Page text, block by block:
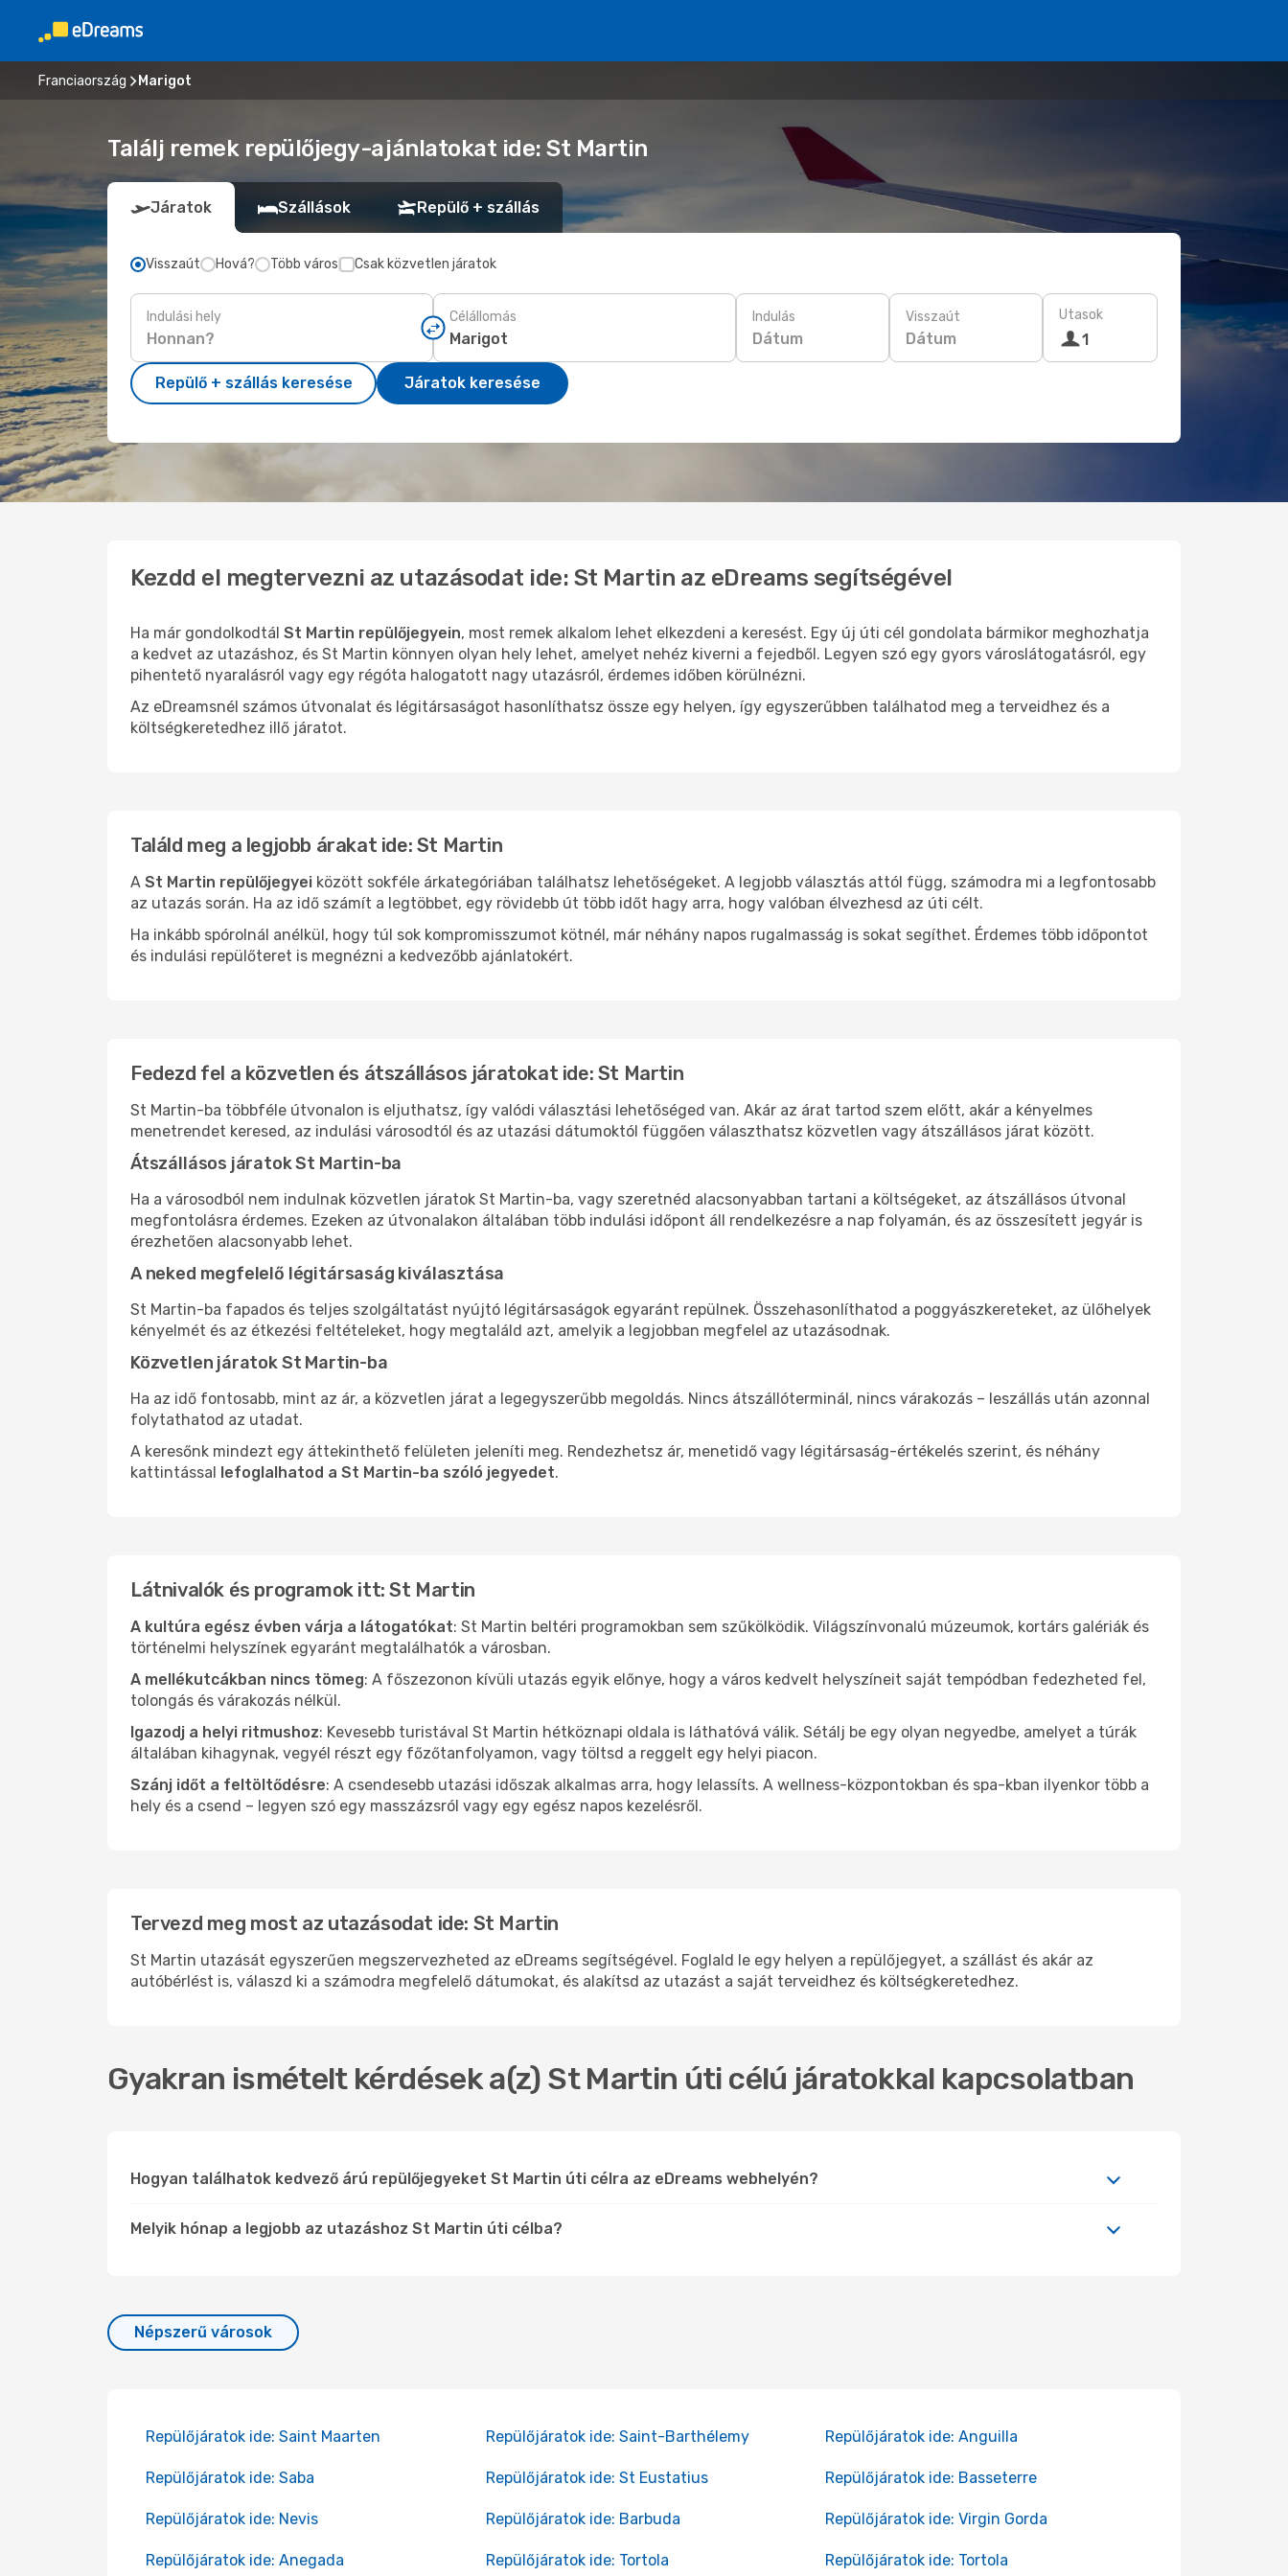
Franciaország Marigot
Találj remek repülőjegy-ajánlatokat ide: St Martin
Járatok Szállások Repülő + szállás
Visszaút Hová? Több város Csak közvetlen járatok
Indulási hely Célállomás Indulás
Dátum
Visszaút
Dátum
Utasok
1
Repülő + szállás keresése Járatok keresése
Kezdd el megtervezni az utazásodat ide: St Martin az eDreams segítségével
Ha már gondolkodtál St Martin repülőjegyein, most remek alkalom lehet elkezdeni a keresést. Egy új úti cél gondolata bármikor meghozhatja
a kedvet az utazáshoz, és St Martin könnyen olyan hely lehet, amelyet nehéz kiverni a fejedből. Legyen szó egy gyors városlátogatásról, egy
pihentető nyaralásról vagy egy régóta halogatott nagy utazásról, érdemes időben körülnézni.
Az eDreamsnél számos útvonalat és légitársaságot hasonlíthatsz össze egy helyen, így egyszerűbben találhatod meg a terveidhez és a
költségkeretedhez illő járatot.
Találd meg a legjobb árakat ide: St Martin
A St Martin repülőjegyei között sokféle árkategóriában találhatsz lehetőségeket. A legjobb választás attól függ, számodra mi a legfontosabb
az utazás során. Ha az idő számít a legtöbbet, egy rövidebb út több időt hagy arra, hogy valóban élvezhesd az úti célt.
Ha inkább spórolnál anélkül, hogy túl sok kompromisszumot kötnél, már néhány napos rugalmasság is sokat segíthet. Érdemes több időpontot
és indulási repülőteret is megnézni a kedvezőbb ajánlatokért.
Fedezd fel a közvetlen és átszállásos járatokat ide: St Martin
St Martin-ba többféle útvonalon is eljuthatsz, így valódi választási lehetőséged van. Akár az árat tartod szem előtt, akár a kényelmes
menetrendet keresed, az indulási városodtól és az utazási dátumoktól függően választhatsz közvetlen vagy átszállásos járat között.
Átszállásos járatok St Martin-ba
Ha a városodból nem indulnak közvetlen járatok St Martin-ba, vagy szeretnéd alacsonyabban tartani a költségeket, az átszállásos útvonal
megfontolásra érdemes. Ezeken az útvonalakon általában több indulási időpont áll rendelkezésre a nap folyamán, és az összesített jegyár is
érezhetően alacsonyabb lehet.
A neked megfelelő légitársaság kiválasztása
St Martin-ba fapados és teljes szolgáltatást nyújtó légitársaságok egyaránt repülnek. Összehasonlíthatod a poggyászkereteket, az ülőhelyek
kényelmét és az étkezési feltételeket, hogy megtaláld azt, amelyik a legjobban megfelel az utazásodnak.
Közvetlen járatok St Martin-ba
Ha az idő fontosabb, mint az ár, a közvetlen járat a legegyszerűbb megoldás. Nincs átszállóterminál, nincs várakozás – leszállás után azonnal
folytathatod az utadat.
A keresőnk mindezt egy áttekinthető felületen jeleníti meg. Rendezhetsz ár, menetidő vagy légitársaság-értékelés szerint, és néhány
kattintással lefoglalhatod a St Martin-ba szóló jegyedet.
Látnivalók és programok itt: St Martin
A kultúra egész évben várja a látogatókat: St Martin beltéri programokban sem szűkölködik. Világszínvonalú múzeumok, kortárs galériák és
történelmi helyszínek egyaránt megtalálhatók a városban.
A mellékutcákban nincs tömeg: A főszezonon kívüli utazás egyik előnye, hogy a város kedvelt helyszíneit saját tempódban fedezheted fel,
tolongás és várakozás nélkül.
Igazodj a helyi ritmushoz: Kevesebb turistával St Martin hétköznapi oldala is láthatóvá válik. Sétálj be egy olyan negyedbe, amelyet a túrák
általában kihagynak, vegyél részt egy főzőtanfolyamon, vagy töltsd a reggelt egy helyi piacon.
Szánj időt a feltöltődésre: A csendesebb utazási időszak alkalmas arra, hogy lelassíts. A wellness-központokban és spa-kban ilyenkor több a
hely és a csend – legyen szó egy masszázsról vagy egy egész napos kezelésről.
Tervezd meg most az utazásodat ide: St Martin
St Martin utazását egyszerűen megszervezheted az eDreams segítségével. Foglald le egy helyen a repülőjegyet, a szállást és akár az
autóbérlést is, válaszd ki a számodra megfelelő dátumokat, és alakítsd az utazást a saját terveidhez és költségkeretedhez.
Gyakran ismételt kérdések a(z) St Martin úti célú járatokkal kapcsolatban
Hogyan találhatok kedvező árú repülőjegyeket St Martin úti célra az eDreams webhelyén?
Melyik hónap a legjobb az utazáshoz St Martin úti célba?
Népszerű városok
Repülőjáratok ide: Saint Maarten Repülőjáratok ide: Saint-Barthélemy Repülőjáratok ide: Anguilla
Repülőjáratok ide: Saba Repülőjáratok ide: St Eustatius Repülőjáratok ide: Basseterre
Repülőjáratok ide: Nevis Repülőjáratok ide: Barbuda Repülőjáratok ide: Virgin Gorda
Repülőjáratok ide: Anegada Repülőjáratok ide: Tortola Repülőjáratok ide: Tortola